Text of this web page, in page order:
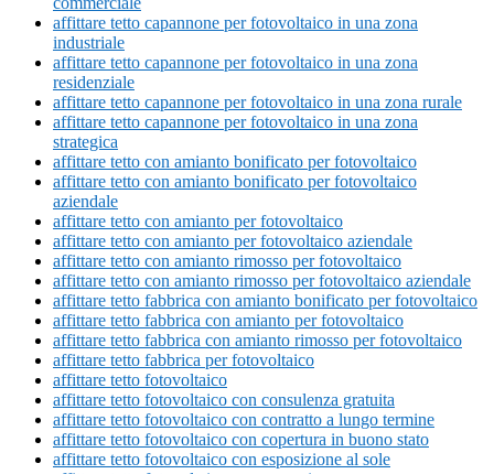
affittare tetto capannone per fotovoltaico in una zona
industriale
affittare tetto capannone per fotovoltaico in una zona
residenziale
affittare tetto capannone per fotovoltaico in una zona rurale
affittare tetto capannone per fotovoltaico in una zona
strategica
affittare tetto con amianto bonificato per fotovoltaico
affittare tetto con amianto bonificato per fotovoltaico
aziendale
affittare tetto con amianto per fotovoltaico
affittare tetto con amianto per fotovoltaico aziendale
affittare tetto con amianto rimosso per fotovoltaico
affittare tetto con amianto rimosso per fotovoltaico aziendale
affittare tetto fabbrica con amianto bonificato per fotovoltaico
affittare tetto fabbrica con amianto per fotovoltaico
affittare tetto fabbrica con amianto rimosso per fotovoltaico
affittare tetto fabbrica per fotovoltaico
affittare tetto fotovoltaico
affittare tetto fotovoltaico con consulenza gratuita
affittare tetto fotovoltaico con contratto a lungo termine
affittare tetto fotovoltaico con copertura in buono stato
affittare tetto fotovoltaico con esposizione al sole